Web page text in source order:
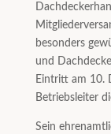
besonders
und
Eintritt am 10.
Betriebsleiter
Sein